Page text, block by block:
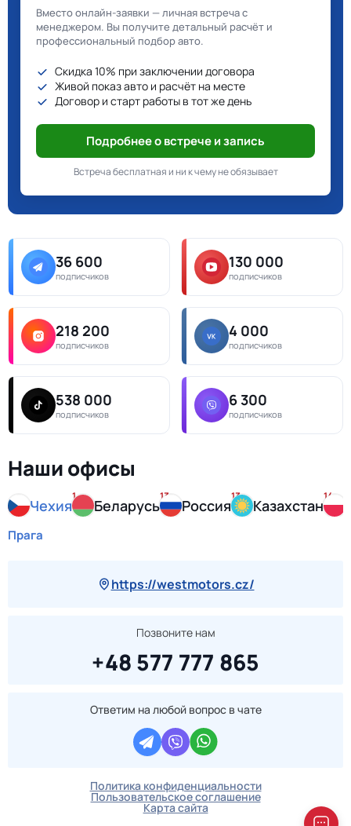
Вместо онлайн-заявки — личная встреча с
менеджером. Вы получите детальный расчёт и
профессиональный подбор авто.
Скидка 10% при заключении договора
Живой показ авто и расчёт на месте
Договор и старт работы в тот же день
Подробнее о встрече и запись
Встреча бесплатная и ни к чему не обязывает
36 600
подписчиков
130 000
подписчиков
218 200
подписчиков
4 000
подписчиков
538 000
подписчиков
6 300
подписчиков
Наши офисы
Чехия
1
Беларусь
13
Россия
13
Казахстан
14
Прага
https://westmotors.cz/
Позвоните нам
+48 577 777 865
Ответим на любой вопрос в чате
Политика конфиденциальности
Пользовательское соглашение
Карта сайта